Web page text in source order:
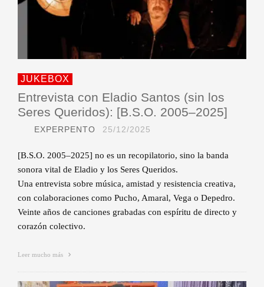
JUKEBOX
Entrevista con Eladio Santos (sin los
Seres Queridos): [B.S.O. 2005–2025]
EXPERPENTO 25/12/2025
[B.S.O. 2005–2025] no es un recopilatorio, sino la banda
sonora vital de Eladio y los Seres Queridos.
Una entrevista sobre música, amistad y resistencia creativa,
con colaboraciones como Pucho, Amaral, Vega o Depedro.
Veinte años de canciones grabadas con espíritu de directo y
corazón colectivo.
Leer mucho más